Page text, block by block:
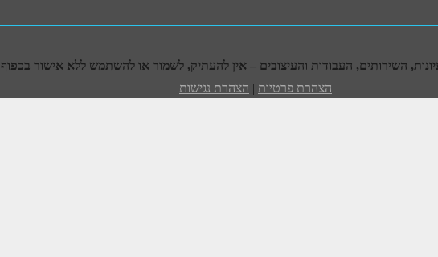
אין להעתיק, לשמור או להשתמש ללא אישור בכפוף
הצהרת פרטיות | הצהרת נגישות